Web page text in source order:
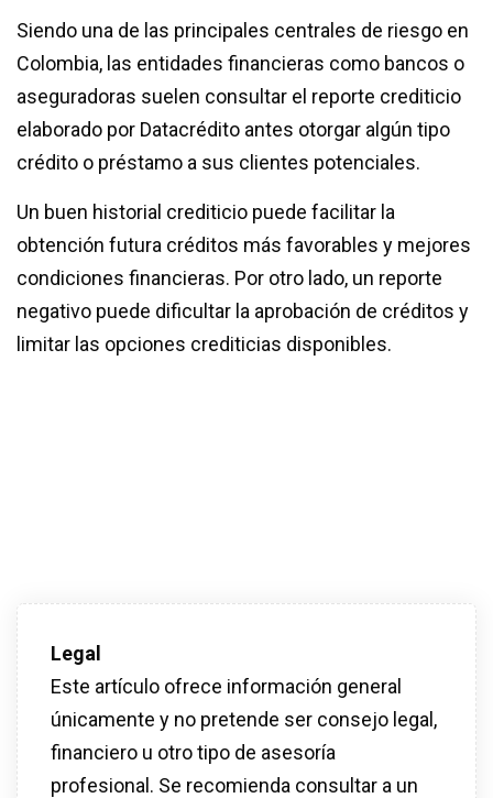
Siendo una de las principales centrales de riesgo en
Colombia, las entidades financieras como bancos o
aseguradoras suelen consultar el reporte crediticio
elaborado por Datacrédito antes otorgar algún tipo
crédito o préstamo a sus clientes potenciales.
Un buen historial crediticio puede facilitar la
obtención futura créditos más favorables y mejores
condiciones financieras. Por otro lado, un reporte
negativo puede dificultar la aprobación de créditos y
limitar las opciones crediticias disponibles.
Legal
Este artículo ofrece información general
únicamente y no pretende ser consejo legal,
financiero u otro tipo de asesoría
profesional. Se recomienda consultar a un